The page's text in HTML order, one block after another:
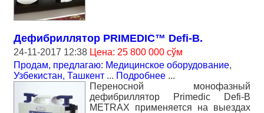
Дефибриллятор PRIMEDIC™ Defi-B.
24-11-2017 12:38 Цена: 25 800 000 сўм
Продам, предлагаю: Медицинское оборудование,
Узбекистан, Ташкент ... Подробнее ...
Переносной монофазный
дефибриллятор Primedic Defi-B
METRAX применяется на выездах